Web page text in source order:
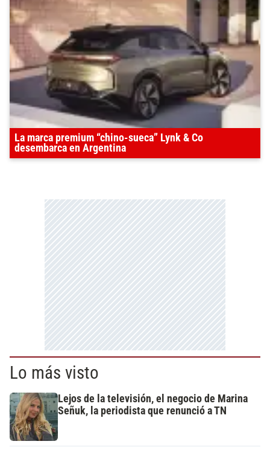
La marca premium “chino-sueca” Lynk & Co
desembarca en Argentina
Lo más visto
Lejos de la televisión, el negocio de Marina
Señuk, la periodista que renunció a TN